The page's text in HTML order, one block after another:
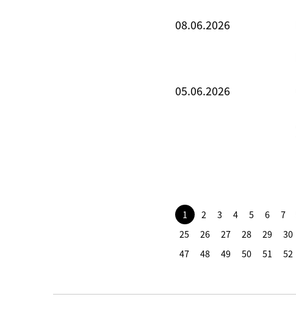
08.06.2026
05.06.2026
1 2 3 4 5 6 7
25
26 27 28 29 30
47
48 49 50 51 52